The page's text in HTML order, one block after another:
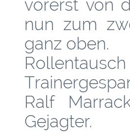
vorerst von
nun zum
ganz oben.
Ralf
Gejagter.